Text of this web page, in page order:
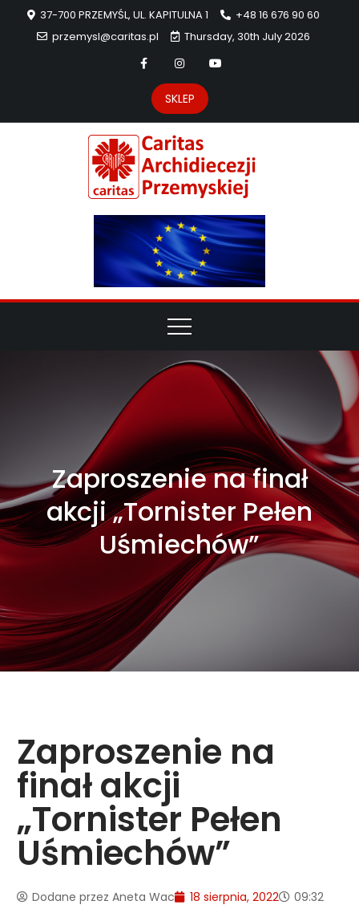
37-700 PRZEMYŚL, UL. KAPITULNA 1
+48 16 676 90 60
przemysl@caritas.pl
Thursday, 30th July 2026
SKLEP
Zaproszenie na finał
akcji „Tornister Pełen
Uśmiechów”
Zaproszenie na
finał akcji
„Tornister Pełen
Uśmiechów”
Dodane przez Aneta Wac 18 sierpnia, 2022 09:32